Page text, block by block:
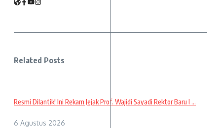
Related Posts
Resmi Dilantik! Ini Rekam Jejak Prof. Wajidi Sayadi Rektor Baru I ...
6 Agustus 2026